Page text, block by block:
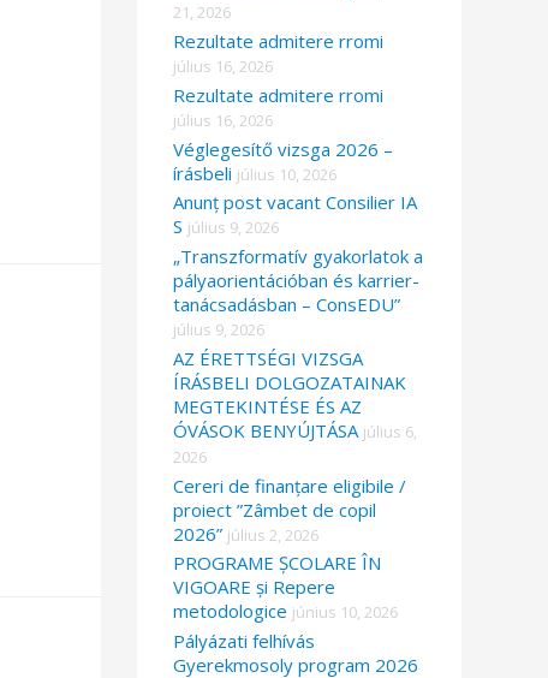
21, 2026
Rezultate admitere rromi
július 16, 2026
Rezultate admitere rromi
július 16, 2026
Véglegesítő vizsga 2026 –
írásbeli július 10, 2026
Anunț post vacant Consilier IA
S július 9, 2026
„Transzformatív gyakorlatok a
pályaorientációban és karrier-
tanácsadásban – ConsEDU”
július 9, 2026
AZ ÉRETTSÉGI VIZSGA
ÍRÁSBELI DOLGOZATAINAK
MEGTEKINTÉSE ÉS AZ
ÓVÁSOK BENYÚJTÁSA július 6,
2026
Cereri de finanțare eligibile /
proiect ”Zâmbet de copil
2026” július 2, 2026
PROGRAME ȘCOLARE ÎN
VIGOARE și Repere
metodologice június 10, 2026
Pályázati felhívás
Gyerekmosoly program 2026